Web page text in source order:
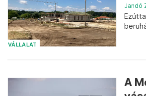
VÁLLALAT
Jandó
A